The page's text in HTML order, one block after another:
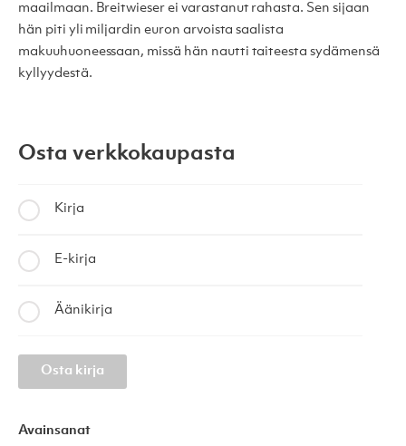
maailmaan. Breitwieser ei varastanut rahasta. Sen sijaan
hän piti yli miljardin euron arvoista saalista
makuuhuoneessaan, missä hän nautti taiteesta sydämensä
kyllyydestä.
Osta verkkokaupasta
Kirja
E-kirja
Äänikirja
Osta kirja
Avainsanat